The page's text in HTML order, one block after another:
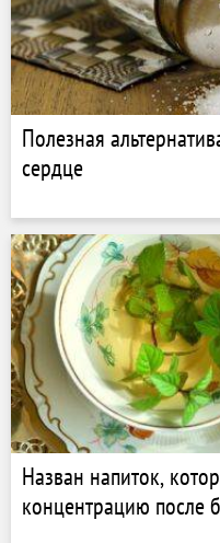
Полезная
сердце
Назван напиток,
концентрацию после